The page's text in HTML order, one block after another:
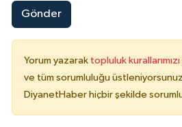
Gönder
Yorum yazarak topluluk kurallarımızı
ve tüm sorumluluğu
DiyanetHaber hiçbir şekilde
Manisa Müftülüğü
Mardin Müftülüğü
Mersin Müftülüğü